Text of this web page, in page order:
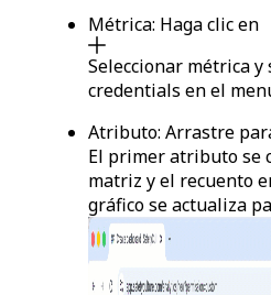
Métrica: Haga clic en
Seleccionar métricay
credentials en el
Atributo: Arrastre
El primer atributo se
matriz y el recuento
gráfico se actualiza